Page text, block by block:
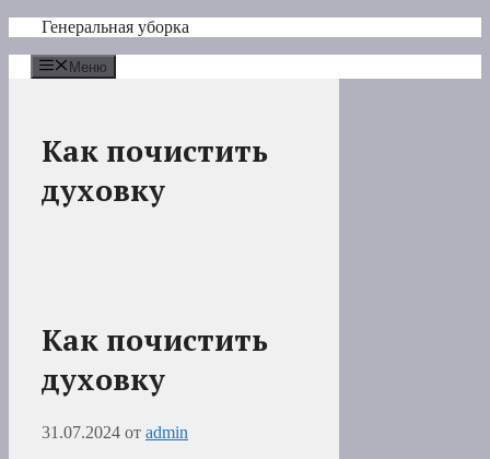
Перейти
содержимому
Генеральная уборка
Меню
Как почистить
духовку
Как почистить
духовку
31.07.2024 от admin